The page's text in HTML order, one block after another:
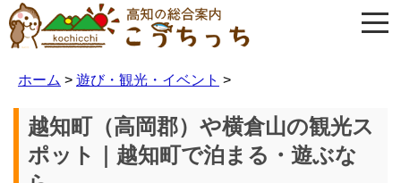
ホーム > 遊び・観光・イベント >
越知町（高岡郡）や横倉山の観光ス
ポット｜越知町で泊まる・遊ぶな